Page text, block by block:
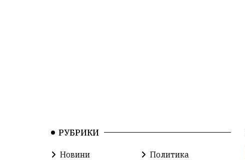
РУБРИКИ
Новини
Политика